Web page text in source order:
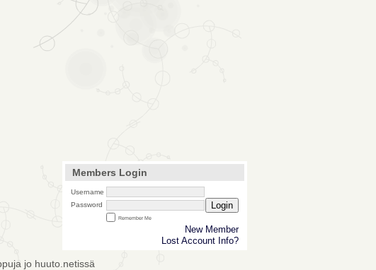
Members Login
Username
Password
Login
Remember Me
New Member
Lost Account Info?
jo huuto.netissä